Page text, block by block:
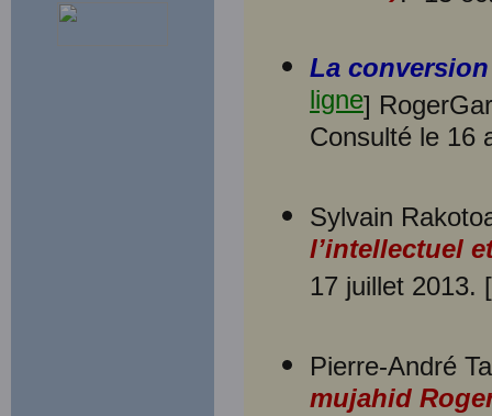
La
ligne]
Consulté le 16
Sylvain
l’intellectuel
17 juillet 2013. [
Pierre-André
mujahid